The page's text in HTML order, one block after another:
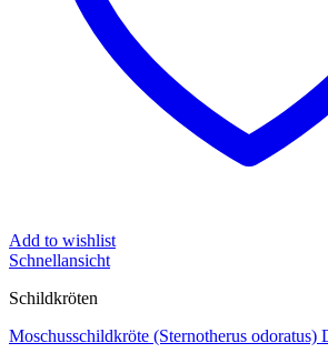
Add to wishlist
Schnellansicht
Schildkröten
Moschusschildkröte (Sternotherus